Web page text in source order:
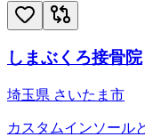
しまぶくろ接骨院
埼玉県 さいたま市
カスタムインソール